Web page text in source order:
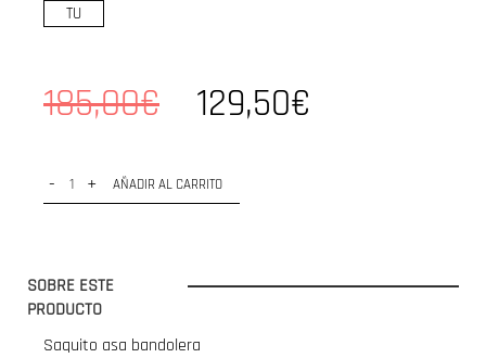
TU
185,00€ 129,50€
- + AÑADIR AL CARRITO
SOBRE ESTE
PRODUCTO
Saquito asa bandolera